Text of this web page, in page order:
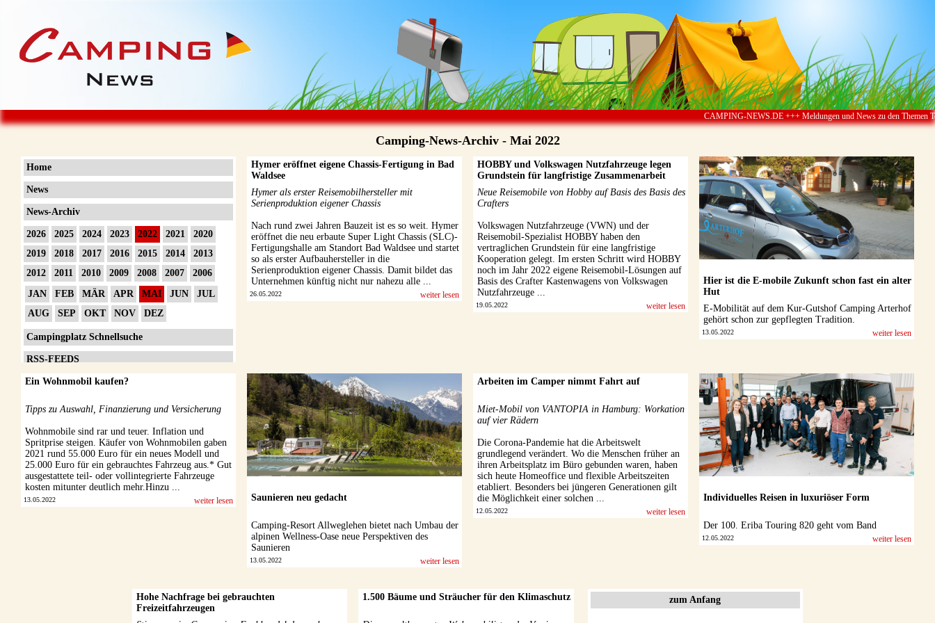
CAMPING-NEWS.DE +++ Meldungen und News zu den Themen
Camping-News-Archiv - Mai 2022
Home
News
News-Archiv
2026 2025 2024 2023 2022 2021
2020
2019
2018 2017 2016 2015 2014
2013
2012
2011 2010 2009 2008 2007
2006
JAN
FEB MÄR APR MAI JUN
JUL
AUG
SEP OKT NOV DEZ
Campingplatz Schnellsuche
RSS-FEEDS
Impressum
Datenschutzerklärung
Hymer eröffnet eigene Chassis-Fertigung in Bad
Waldsee
Hymer als erster Reisemobilhersteller mit
Serienproduktion eigener Chassis
Nach rund zwei Jahren Bauzeit ist es so weit. Hymer
eröffnet die neu erbaute Super Light Chassis (SLC)-
Fertigungshalle am Standort Bad Waldsee und startet
so als erster Aufbauhersteller in die
Serienproduktion eigener Chassis. Damit bildet das
Unternehmen künftig nicht nur nahezu alle ...
26.05.2022 weiter lesen
HOBBY und Volkswagen Nutzfahrzeuge legen
Grundstein für langfristige Zusammenarbeit
Neue Reisemobile von Hobby auf Basis des Basis des
Crafters
Volkswagen Nutzfahrzeuge (VWN) und der
Reisemobil-Spezialist HOBBY haben den
vertraglichen Grundstein für eine langfristige
Kooperation gelegt. Im ersten Schritt wird HOBBY
noch im Jahr 2022 eigene Reisemobil-Lösungen auf
Basis des Crafter Kastenwagens von Volkswagen
Nutzfahrzeuge ...
19.05.2022 weiter lesen
Hier ist die E-mobile Zukunft schon fast ein alter
Hut
E-Mobilität auf dem Kur-Gutshof Camping Arterhof
gehört schon zur gepflegten Tradition.
13.05.2022 weiter lesen
Ein Wohnmobil kaufen?
Tipps zu Auswahl, Finanzierung und Versicherung
Wohnmobile sind rar und teuer. Inflation und
Spritprise steigen. Käufer von Wohnmobilen gaben
2021 rund 55.000 Euro für ein neues Modell und
25.000 Euro für ein gebrauchtes Fahrzeug aus.* Gut
ausgestattete teil- oder vollintegrierte Fahrzeuge
kosten mitunter deutlich mehr.Hinzu ...
13.05.2022 weiter lesen Saunieren neu gedacht
Camping-Resort Allweglehen bietet nach Umbau der
alpinen Wellness-Oase neue Perspektiven des
Saunieren
13.05.2022 weiter lesen
Arbeiten im Camper nimmt Fahrt auf
Miet-Mobil von VANTOPIA in Hamburg: Workation
auf vier Rädern
Die Corona-Pandemie hat die Arbeitswelt
grundlegend verändert. Wo die Menschen früher an
ihren Arbeitsplatz im Büro gebunden waren, haben
sich heute Homeoffice und flexible Arbeitszeiten
etabliert. Besonders bei jüngeren Generationen gilt
die Möglichkeit einer solchen ...
12.05.2022 weiter lesen
Individuelles Reisen in luxuriöser Form
Der 100. Eriba Touring 820 geht vom Band
12.05.2022 weiter lesen
Hohe Nachfrage bei gebrauchten
Freizeitfahrzeugen
1.500 Bäume und Sträucher für den Klimaschutz zum Anfang